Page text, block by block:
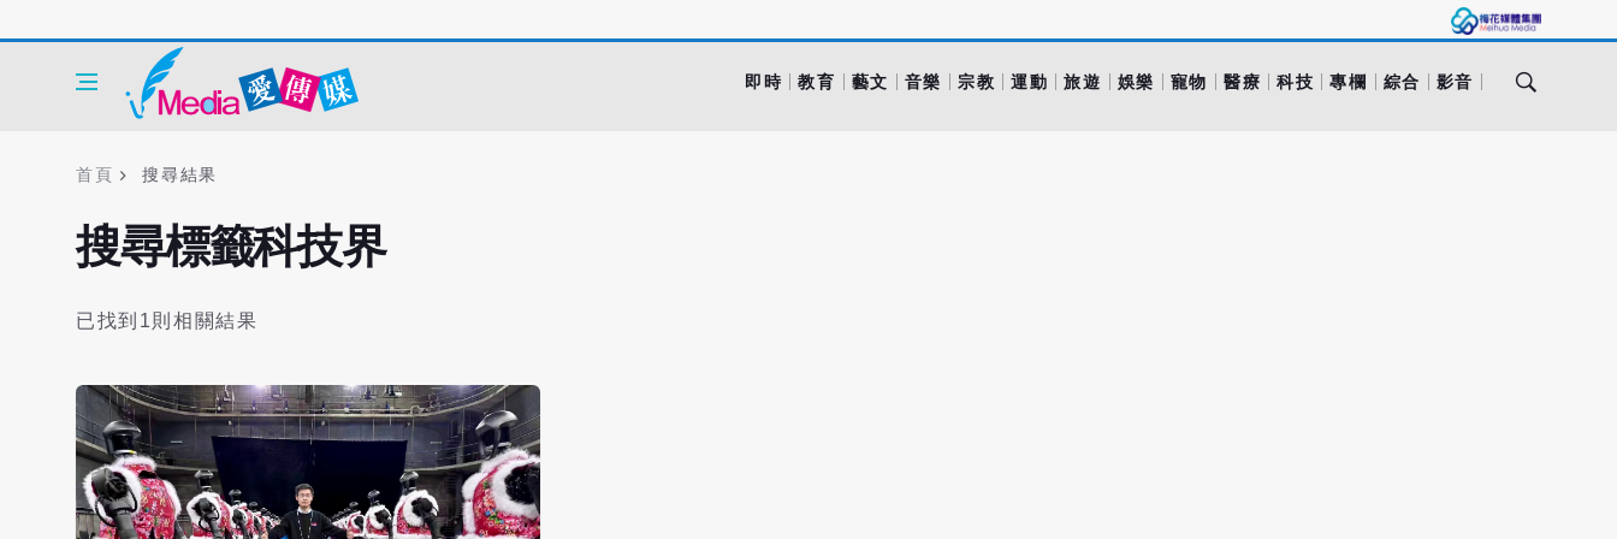
即時 教育 藝文 音樂 宗教 運動 旅遊 娛樂 寵物 醫療 科技 專欄 綜合 影音
首頁 搜尋結果
搜尋標籤科技界
已找到1則相關結果